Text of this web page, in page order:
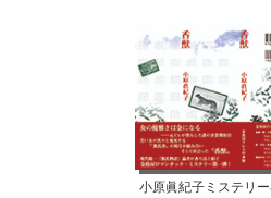
小原眞紀子ミステリー